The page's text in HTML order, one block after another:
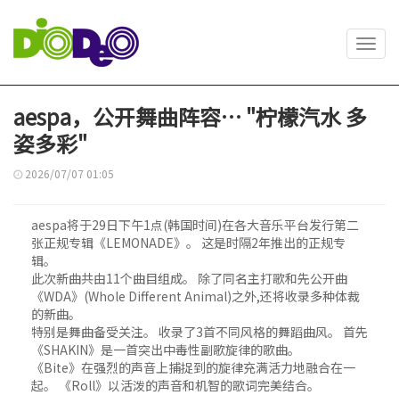
aespa，公开舞曲阵容… "柠檬汽水 多
姿多彩"
2026/07/07 01:05
aespa将于29日下午1点(韩国时间)在各大音乐平台发行第二
张正规专辑《LEMONADE》。 这是时隔2年推出的正规专
辑。
此次新曲共由11个曲目组成。 除了同名主打歌和先公开曲
《WDA》(Whole Different Animal)之外,还将收录多种体裁
的新曲。
特别是舞曲备受关注。 收录了3首不同风格的舞蹈曲风。 首先
《SHAKIN》是一首突出中毒性副歌旋律的歌曲。
《Bite》在强烈的声音上捕捉到的旋律充满活力地融合在一
起。 《Roll》以活泼的声音和机智的歌词完美结合。